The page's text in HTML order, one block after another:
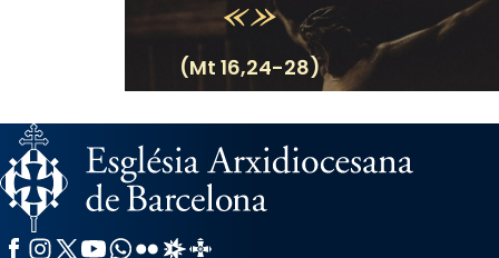
(Mt 16,24-28)
Facebook
Instagram
X / Twitter
YouTube
WhatsApp
FlickrRadio Estel
Catalunya Cristiana